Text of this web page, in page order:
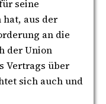
seine
aus der
an die
der Union
Vertrags über
sich auch und